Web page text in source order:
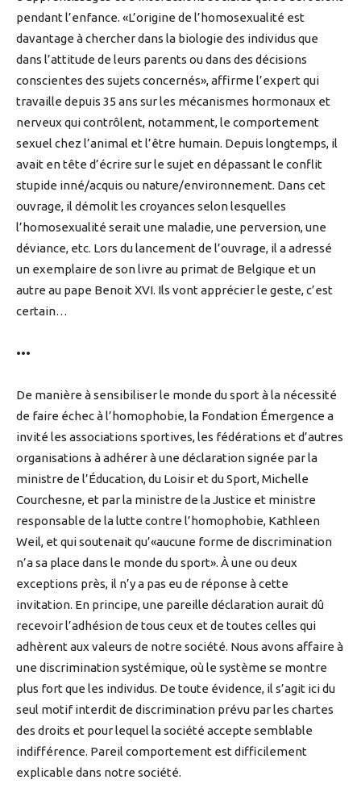
pendant l’enfance. «L’origine de l’homosexualité est
davantage à chercher dans la biologie des individus que
dans l’attitude de leurs parents ou dans des décisions
conscientes des sujets concernés», affirme l’expert qui
travaille depuis 35 ans sur les mécanismes hormonaux et
nerveux qui contrôlent, notamment, le comportement
sexuel chez l’animal et l’être humain. Depuis longtemps, il
avait en tête d’écrire sur le sujet en dépassant le conflit
stupide inné/acquis ou nature/environnement. Dans cet
ouvrage, il démolit les croyances selon lesquelles
l’homosexualité serait une maladie, une perversion, une
déviance, etc. Lors du lancement de l’ouvrage, il a adressé
un exemplaire de son livre au primat de Belgique et un
autre au pape Benoit XVI. Ils vont apprécier le geste, c’est
certain…
•••
De manière à sensibiliser le monde du sport à la nécessité
de faire échec à l’homophobie, la Fondation Émergence a
invité les associations sportives, les fédérations et d’autres
organisations à adhérer à une déclaration signée par la
ministre de l’Éducation, du Loisir et du Sport, Michelle
Courchesne, et par la ministre de la Justice et ministre
responsable de la lutte contre l’homophobie, Kathleen
Weil, et qui soutenait qu’«aucune forme de discrimination
n’a sa place dans le monde du sport». À une ou deux
exceptions près, il n’y a pas eu de réponse à cette
invitation. En principe, une pareille déclaration aurait dû
recevoir l’adhésion de tous ceux et de toutes celles qui
adhèrent aux valeurs de notre société. Nous avons affaire à
une discrimination systémique, où le système se montre
plus fort que les individus. De toute évidence, il s’agit ici du
seul motif interdit de discrimination prévu par les chartes
des droits et pour lequel la société accepte semblable
indifférence. Pareil comportement est difficilement
explicable dans notre société.